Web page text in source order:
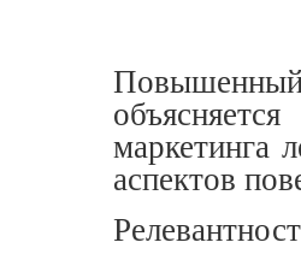
маркетинга
аспектов